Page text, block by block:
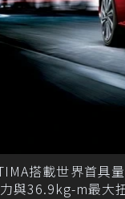
搭載世界首具
與36.9kg-m最大